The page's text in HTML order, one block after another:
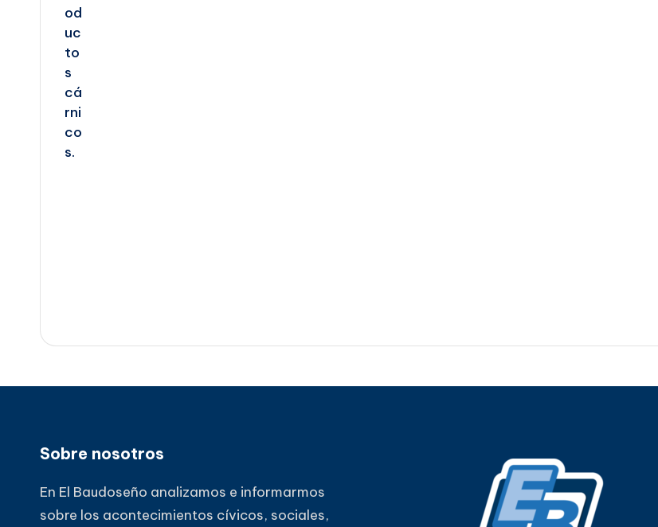
Sobre nosotros
En El Baudoseño analizamos e informarmos
sobre los acontecimientos cívicos, sociales,